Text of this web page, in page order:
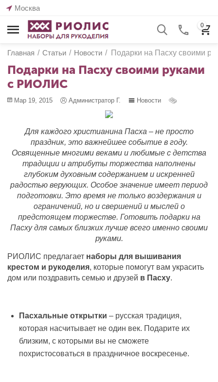
Москва
0
Главная / Статьи / Новости / Подарки на Пасху своими
Подарки на Пасху своими руками
с РИОЛИС
Мар 19, 2015 Администратор Г. Новости
Для каждого христианина Пасха – не просто
праздник, это важнейшее событие в году.
Освященные многими веками и любимые с детства
традиции и атрибуты торжества наполнены
глубоким духовным содержанием и искренней
радостью верующих. Особое значение имеет период
подготовки. Это время не только воздержания и
ограничений, но и свершений и мыслей о
предстоящем торжестве. Готовить подарки на
Пасху для самых близких лучше всего именно своими
руками.
РИОЛИС предлагает наборы для вышивания
крестом и рукоделия, которые помогут вам украсить
дом или поздравить семью и друзей в Пасху.
Пасхальные открытки – русская традиция,
которая насчитывает не один век. Подарите их
близким, с которыми вы не сможете
похристосоваться в праздничное воскресенье.